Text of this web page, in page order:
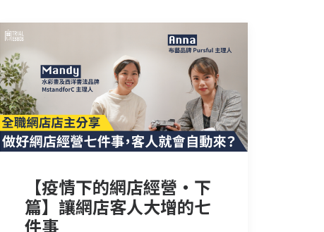
【疫情下的網店經營‧下
篇】讓網店客人大增的七
件事